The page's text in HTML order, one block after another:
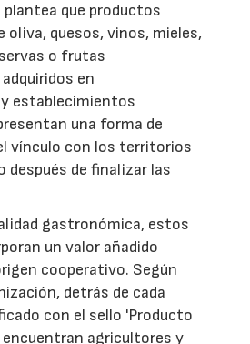
plantea que productos
oliva, quesos, vinos, mieles,
o frutas
en
establecimientos
una forma de
vínculo con los territorios
después de finalizar las
gastronómica, estos
un valor añadido
cooperativo. Según
detrás de cada
con el sello 'Producto
agricultores y